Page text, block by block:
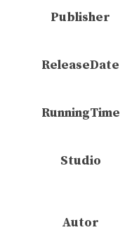
Publisher
ReleaseDate
RunningTime
Studio
Autor